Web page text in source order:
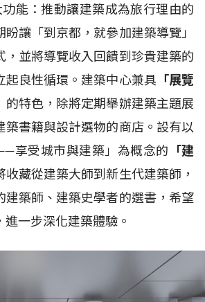
能：推動讓建築成為旅行理由的
盼讓「到京都，就參加建築導覽」
，並將導覽收入回饋到珍貴建築的
起良性循環。建築中心兼具「展覽
的特色，除將定期舉辦建築主題展
築書籍與設計選物的商店。設有以
享受城市與建築」為概念的 「建
收藏從建築大師到新生代建築師，
建築師、建築史學者的選書，希望
一步深化建築體驗。